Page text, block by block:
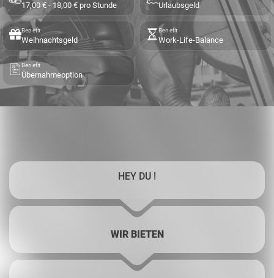
17,00 € - 18,00 € pro Stunde Urlaubsgeld
Benefit
Weihnachtsgeld
Benefit
Work-Life-Balance
Benefit
Übernahmeoption
HEY DU !
WIR BIETEN